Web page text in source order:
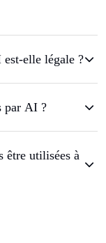
est-elle légale ?
par AI ?
être utilisées à